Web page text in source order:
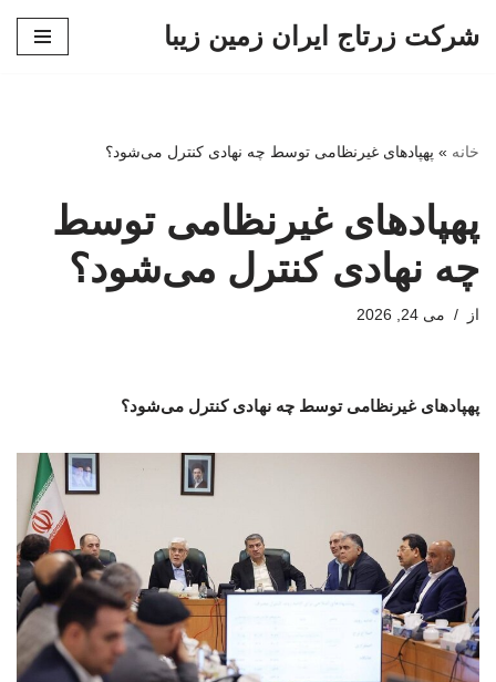
شرکت زرتاج ایران زمین زیبا
خانه » پهپادهای غیرنظامی توسط چه نهادی کنترل می‌شود؟
پهپادهای غیرنظامی توسط
چه نهادی کنترل می‌شود؟
از می 24, 2026
پهپادهای غیرنظامی توسط چه نهادی کنترل می‌شود؟